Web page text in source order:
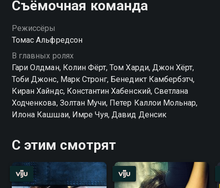
Съёмочная команда
Режиссёры
Томас Альфредсон
В главных ролях
Гари Олдман, Колин Фёрт, Том Харди, Джон Хёрт,
Тоби Джонс, Марк Стронг, Бенедикт Камбербэтч,
Киран Хайндс, Константин Хабенский, Светлана
Ходченкова, Золтан Мучи, Петер Каллои Мольнар,
Илона Кашшаи, Имре Чуя, Давид Денсик
С этим смотрят